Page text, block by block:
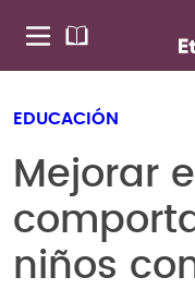
EDUCACIÓN
Mejorar el
niños